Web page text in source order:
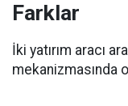
Farklar
İki yatırım aracı
mekanizmasında